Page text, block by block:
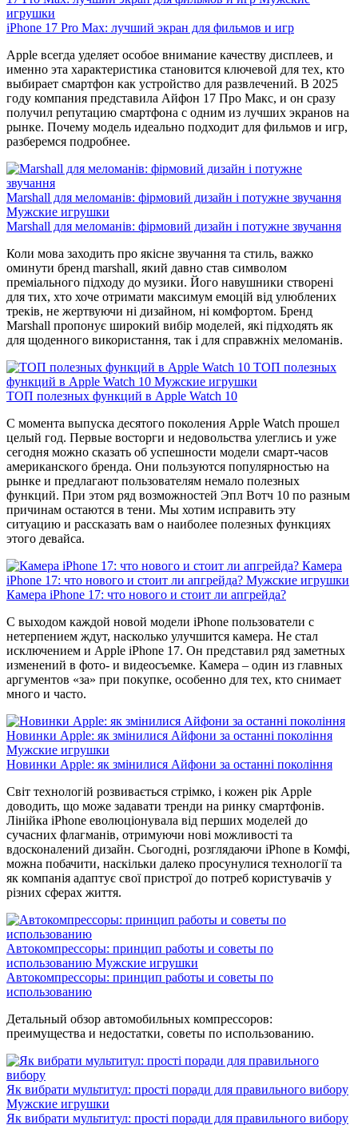
игрушки
iPhone 17 Pro Max: лучший экран для фильмов и игр
Apple всегда уделяет особое внимание качеству дисплеев, и
именно эта характеристика становится ключевой для тех, кто
выбирает смартфон как устройство для развлечений. В 2025
году компания представила Айфон 17 Про Макс, и он сразу
получил репутацию смартфона с одним из лучших экранов на
рынке. Почему модель идеально подходит для фильмов и игр,
разберемся подробнее.
Marshall для меломанів: фірмовий дизайн і потужне звучання
Мужские игрушки
Marshall для меломанів: фірмовий дизайн і потужне звучання
Коли мова заходить про якісне звучання та стиль, важко
оминути бренд marshall, який давно став символом
преміального підходу до музики. Його навушники створені
для тих, хто хоче отримати максимум емоцій від улюблених
треків, не жертвуючи ні дизайном, ні комфортом. Бренд
Marshall пропонує широкий вибір моделей, які підходять як
для щоденного використання, так і для справжніх меломанів.
ТОП полезных
функций в Apple Watch 10 Мужские игрушки
ТОП полезных функций в Apple Watch 10
С момента выпуска десятого поколения Apple Watch прошел
целый год. Первые восторги и недовольства улеглись и уже
сегодня можно сказать об успешности модели смарт-часов
американского бренда. Они пользуются популярностью на
рынке и предлагают пользователям немало полезных
функций. При этом ряд возможностей Эпл Вотч 10 по разным
причинам остаются в тени. Мы хотим исправить эту
ситуацию и рассказать вам о наиболее полезных функциях
этого девайса.
Камера
iPhone 17: что нового и стоит ли апгрейда? Мужские игрушки
Камера iPhone 17: что нового и стоит ли апгрейда?
С выходом каждой новой модели iPhone пользователи с
нетерпением ждут, насколько улучшится камера. Не стал
исключением и Apple iPhone 17. Он представил ряд заметных
изменений в фото- и видеосъемке. Камера – один из главных
аргументов «за» при покупке, особенно для тех, кто снимает
много и часто.
Новинки Apple: як змінилися Айфони за останні покоління
Мужские игрушки
Новинки Apple: як змінилися Айфони за останні покоління
Світ технологій розвивається стрімко, і кожен рік Apple
доводить, що може задавати тренди на ринку смартфонів.
Лінійка iPhone еволюціонувала від перших моделей до
сучасних флагманів, отримуючи нові можливості та
вдосконалений дизайн. Сьогодні, розглядаючи iPhone в Комфі,
можна побачити, наскільки далеко просунулися технології та
як компанія адаптує свої пристрої до потреб користувачів у
різних сферах життя.
Автокомпрессоры: принцип работы и советы по
использованию Мужские игрушки
Автокомпрессоры: принцип работы и советы по
использованию
Детальный обзор автомобильных компрессоров:
преимущества и недостатки, советы по использованию.
Як вибрати мультитул: прості поради для правильного вибору
Мужские игрушки
Як вибрати мультитул: прості поради для правильного вибору